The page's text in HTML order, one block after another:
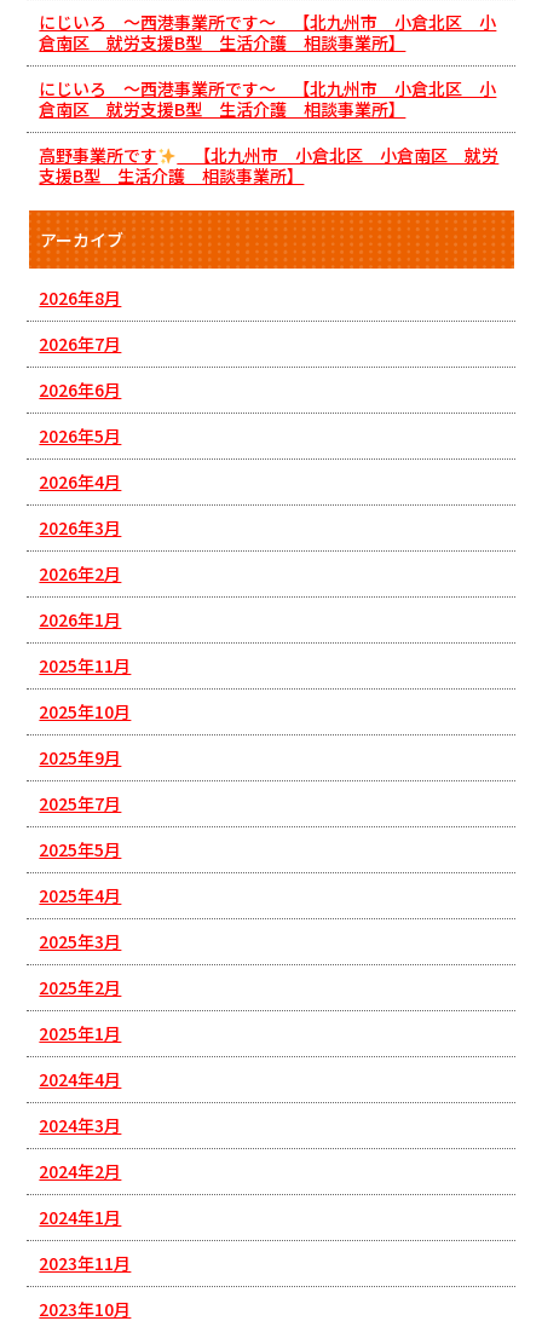
にじいろ ～西港事業所です～ 【北九州市 小倉北区 小
倉南区 就労支援B型 生活介護 相談事業所】
にじいろ ～西港事業所です～ 【北九州市 小倉北区 小
倉南区 就労支援B型 生活介護 相談事業所】
高野事業所です
【北九州市 小倉北区 小倉南区 就労
支援B型 生活介護 相談事業所】
アーカイブ
2026年8月
2026年7月
2026年6月
2026年5月
2026年4月
2026年3月
2026年2月
2026年1月
2025年11月
2025年10月
2025年9月
2025年7月
2025年5月
2025年4月
2025年3月
2025年2月
2025年1月
2024年4月
2024年3月
2024年2月
2024年1月
2023年11月
2023年10月